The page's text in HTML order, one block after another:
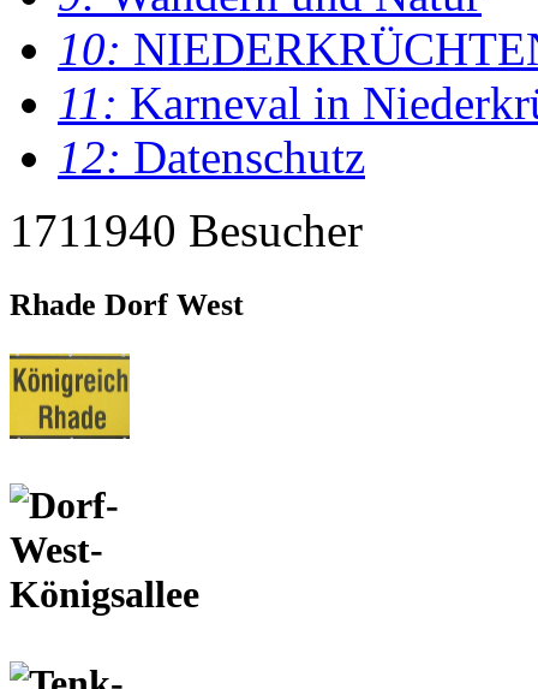
10:
11: Karneval in
12: Datenschutz
1711940 Besucher
Rhade Dorf West